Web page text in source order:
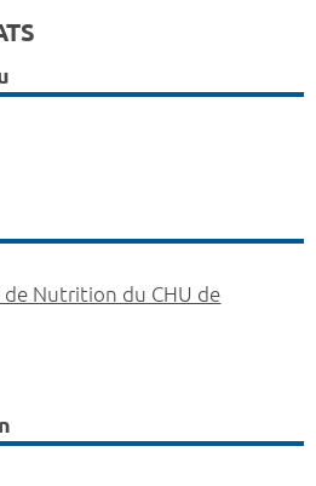
de Nutrition du CHU de